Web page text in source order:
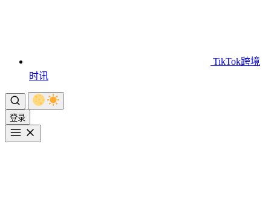
TikTok跨境
时讯
登录